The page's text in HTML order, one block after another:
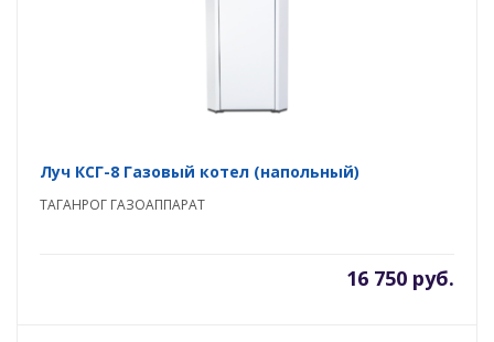
Луч КСГ-8 Газовый котел (напольный)
ТАГАНРОГ ГАЗОАППАРАТ
16 750 руб.